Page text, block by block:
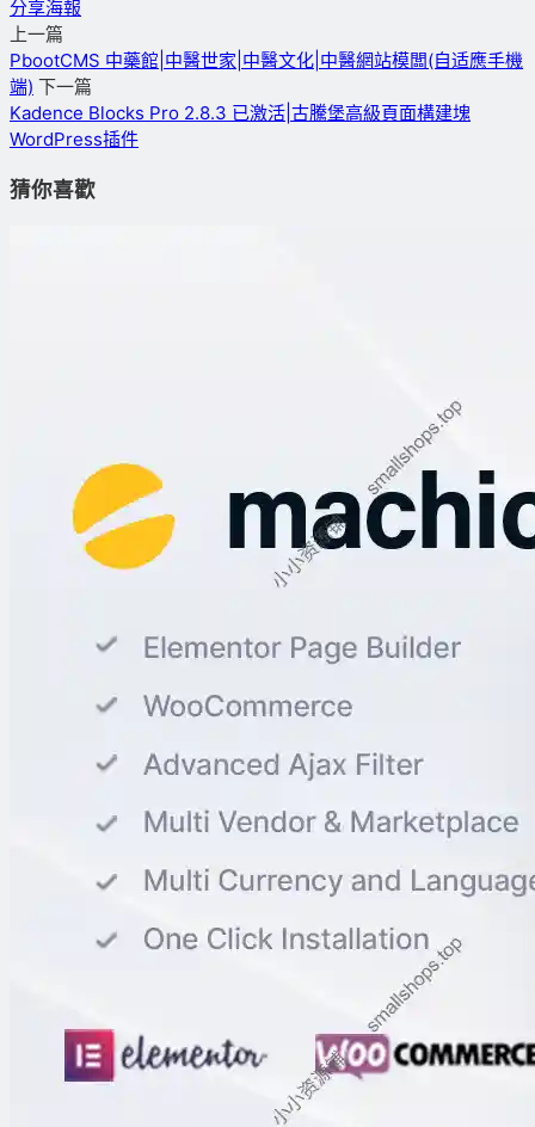
分享海報
上一篇
PbootCMS 中藥館|中醫世家|中醫文化|中醫網站模闆(自适應手機
端) 下一篇
Kadence Blocks Pro 2.8.3 已激活|古騰堡高級頁面構建塊
WordPress插件
猜你喜歡